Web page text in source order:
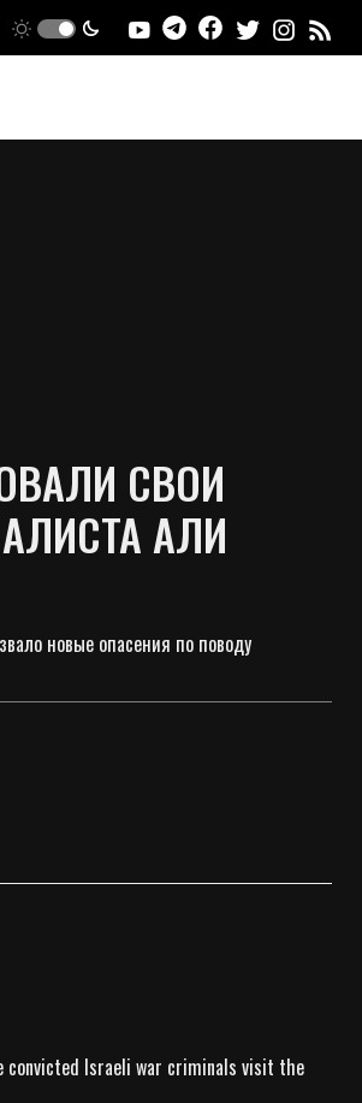
СВОИ
АЛИ
новые опасения по поводу
convicted Israeli war criminals visit the